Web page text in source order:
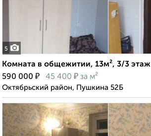
5
Комната в общежитии, 13м², 3/3 этаж
590 000 ₽ 45 400 ₽ за м²
Октябрьский район, Пушкина 52Б